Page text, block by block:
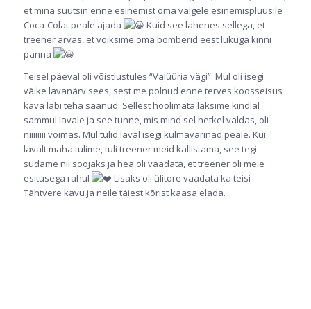
et mina suutsin enne esinemist oma valgele esinemispluusile
Coca-Colat peale ajada
Kuid see lahenes sellega, et
treener arvas, et võiksime oma bomberid eest lukuga kinni
panna
Teisel päeval oli võistlustules “Valüüria vägi”. Mul oli isegi
väike lavanärv sees, sest me polnud enne terves koosseisus
kava läbi teha saanud. Sellest hoolimata läksime kindlal
sammul lavale ja see tunne, mis mind sel hetkel valdas, oli
niiiiiiii võimas. Mul tulid laval isegi külmavärinad peale. Kui
lavalt maha tulime, tuli treener meid kallistama, see tegi
südame nii soojaks ja hea oli vaadata, et treener oli meie
esitusega rahul
Lisaks oli ülitore vaadata ka teisi
Tähtvere kavu ja neile täiest kõrist kaasa elada.